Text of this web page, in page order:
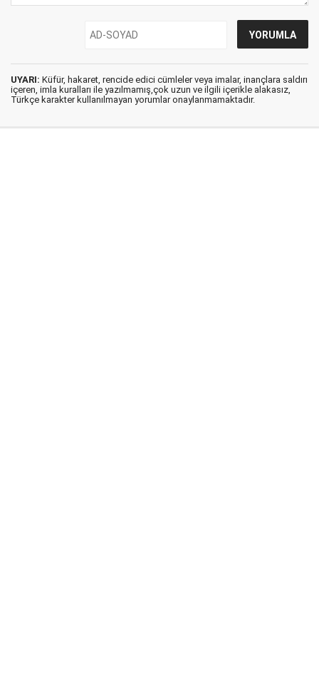
UYARI: Küfür, hakaret, rencide edici cümleler veya imalar, inançlara saldırı
içeren, imla kuralları ile yazılmamış,çok uzun ve ilgili içerikle alakasız,
Türkçe karakter kullanılmayan yorumlar onaylanmamaktadır.